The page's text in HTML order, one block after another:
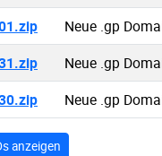
Neue .gp
Neue .gp
Neue .gp
anzeigen